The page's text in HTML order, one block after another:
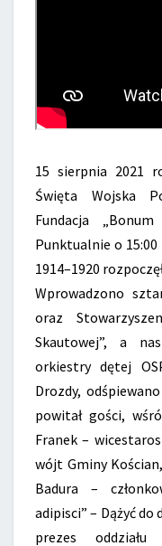
15 sierpnia 2021
Święta Wojska
Fundacja
Punktualnie o
1914–1920
Wprowadzono
oraz
Skautowej”, a
orkiestry dętej
Drozdy,
powitał gości,
Franek –
wójt Gminy
Badura –
adipisci” – Dążyć
prezes oddziału